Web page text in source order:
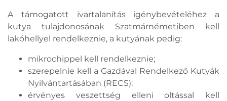
A támogatott ivartalanítás igénybevételéhez a
kutya tulajdonosának Szatmárnémetiben kell
lakóhellyel rendelkeznie, a kutyának pedig:
mikrochippel kell rendelkeznie;
szerepelnie kell a Gazdával Rendelkező Kutyák
Nyilvántartásában (RECS);
érvényes veszettség elleni oltással kell